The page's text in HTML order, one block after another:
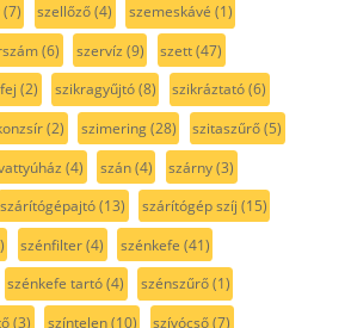
(7) szellőző(4) szemeskávé (1)
(6) szervíz (9) szett(47)
(2) szikragyűjtó(8) szikráztató(6)
(2) szimering(28) szitaszűrő(5)
(4) szán(4) szárny(3)
szárítógépajtó(13) szárítógép szíj (15)
szénfilter(4) szénkefe (41)
szénkefe tartó(4) szénszűrő(1)
(3) színtelen(10) szívócső(7)